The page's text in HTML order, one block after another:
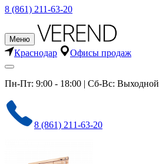
8 (861) 211-63-20
Меню
Краснодар Офисы продаж
Пн-Пт: 9:00 - 18:00 | Сб-Вс: Выходной
8 (861) 211-63-20